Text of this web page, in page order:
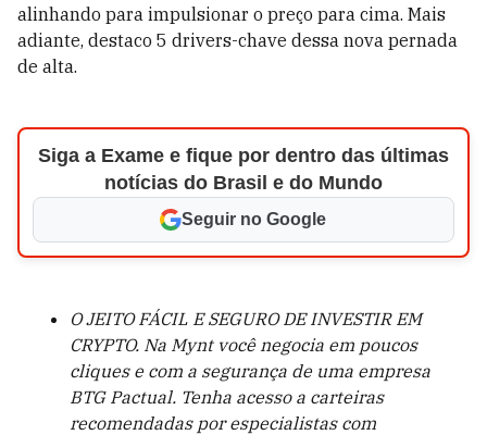
alinhando para impulsionar o preço para cima. Mais
adiante, destaco 5 drivers-chave dessa nova pernada
de alta.
Siga a Exame e fique por dentro das últimas
notícias do Brasil e do Mundo
Seguir no Google
O JEITO FÁCIL E SEGURO DE INVESTIR EM
CRYPTO. Na Mynt você negocia em poucos
cliques e com a segurança de uma empresa
BTG Pactual. Tenha acesso a carteiras
recomendadas por especialistas com